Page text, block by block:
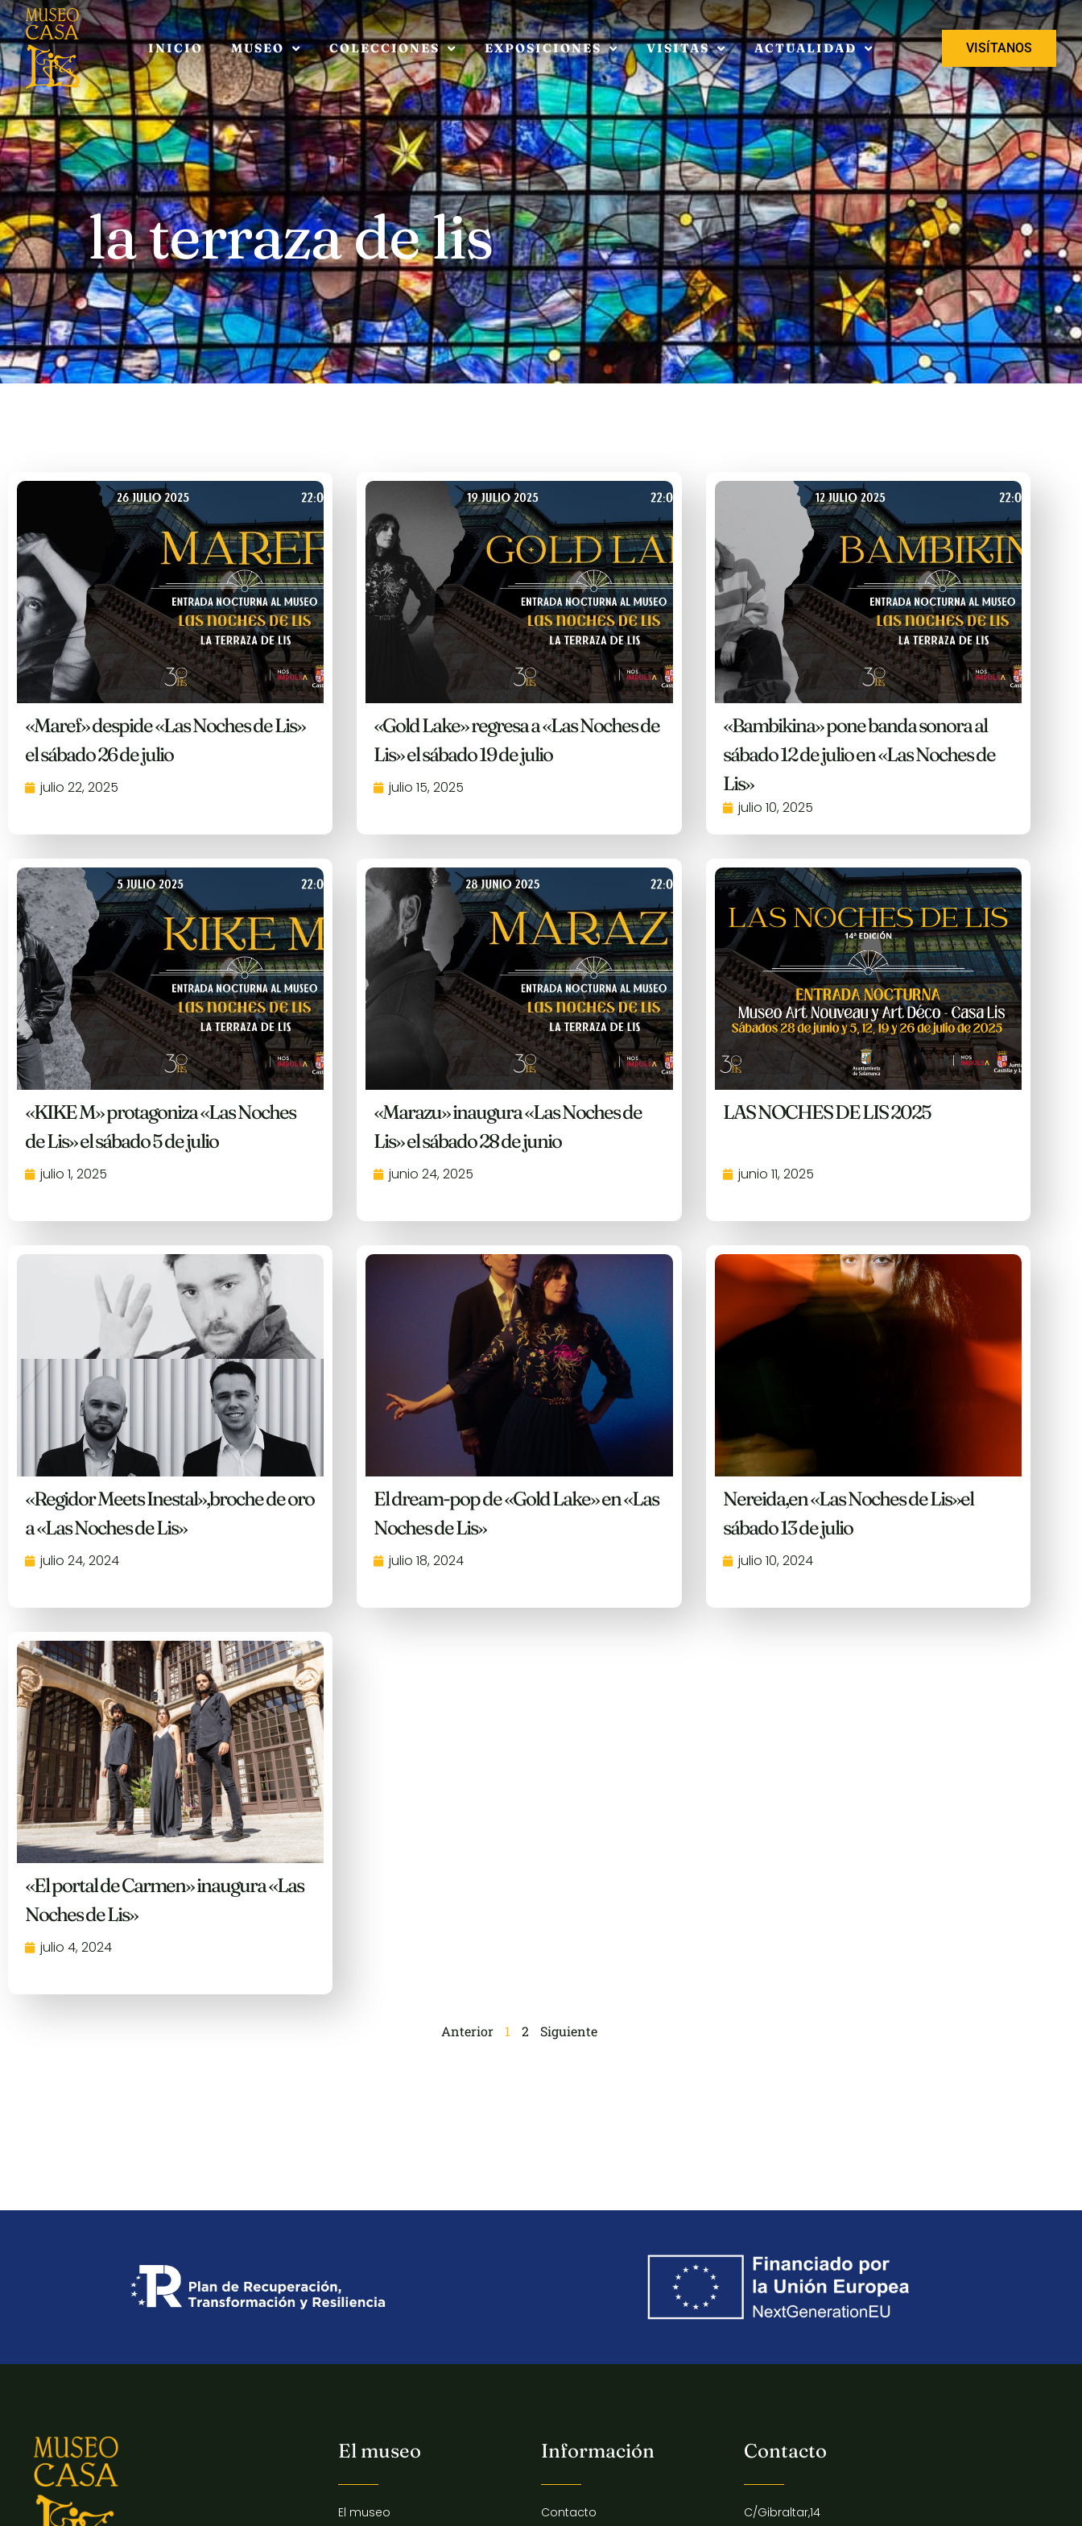
INICIO MUSEO COLECCIONES EXPOSICIONES VISITAS ACTUALIDAD VISÍTANOS
la terraza de lis
«Maref» despide «Las Noches de Lis»
el sábado 26 de julio
julio 22, 2025
«Gold Lake» regresa a «Las Noches de
Lis» el sábado 19 de julio
julio 15, 2025
«Bambikina» pone banda sonora al
sábado 12 de julio en «Las Noches de
Lis»
julio 10, 2025
«KIKE M» protagoniza «Las Noches
de Lis» el sábado 5 de julio
julio 1, 2025
«Marazu» inaugura «Las Noches de
Lis» el sábado 28 de junio
junio 24, 2025
LAS NOCHES DE LIS 2025
junio 11, 2025
«Regidor Meets Inestal»,broche de oro
a «Las Noches de Lis»
julio 24, 2024
El dream-pop de «Gold Lake» en «Las
Noches de Lis»
julio 18, 2024
Nereida,en «Las Noches de Lis»el
sábado 13 de julio
julio 10, 2024
«El portal de Carmen» inaugura «Las
Noches de Lis»
julio 4, 2024
Anterior 1 2 Siguiente
El museo
El museo
Información
Contacto
Contacto
C/Gibraltar,14